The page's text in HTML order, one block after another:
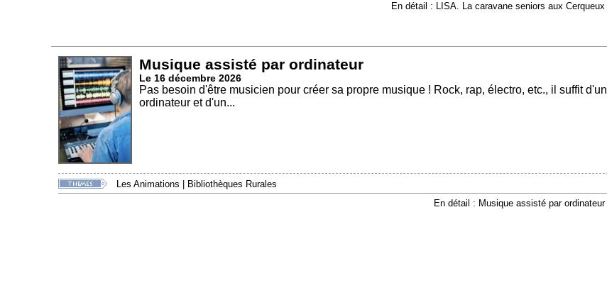
En détail : LISA. La caravane seniors aux Cerqueux
Musique assisté par ordinateur
Le 16 décembre 2026
Pas besoin d'être musicien pour créer sa propre musique ! Rock, rap, électro, etc., il suffit d'un
ordinateur et d'un...
Les Animations
Bibliothèques Rurales
En détail : Musique assisté par ordinateur